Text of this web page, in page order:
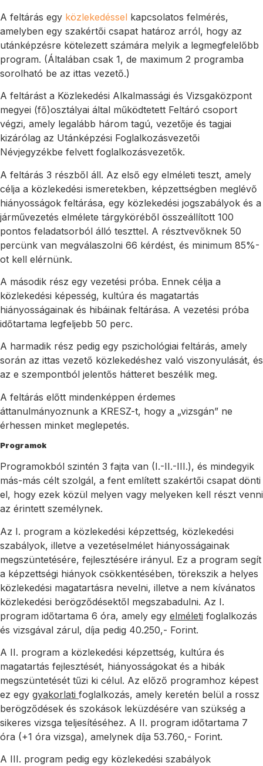
A feltárás egy közlekedéssel kapcsolatos felmérés,
amelyben egy szakértői csapat határoz arról, hogy az
utánképzésre kötelezett számára melyik a legmegfelelőbb
program. (Általában csak 1, de maximum 2 programba
sorolható be az ittas vezető.)
A feltárást a Közlekedési Alkalmassági és Vizsgaközpont
megyei (fő)osztályai által működtetett Feltáró csoport
végzi, amely legalább három tagú, vezetője és tagjai
kizárólag az Utánképzési Foglalkozásvezetői
Névjegyzékbe felvett foglalkozásvezetők.
A feltárás 3 részből áll. Az első egy elméleti teszt, amely
célja a közlekedési ismeretekben, képzettségben meglévő
hiányosságok feltárása, egy közlekedési jogszabályok és a
járművezetés elmélete tárgyköréből összeállított 100
pontos feladatsorból álló teszttel. A résztvevőknek 50
percünk van megválaszolni 66 kérdést, és minimum 85%-
ot kell elérnünk.
A második rész egy vezetési próba. Ennek célja a
közlekedési képesség, kultúra és magatartás
hiányosságainak és hibáinak feltárása. A vezetési próba
időtartama legfeljebb 50 perc.
A harmadik rész pedig egy pszichológiai feltárás, amely
során az ittas vezető közlekedéshez való viszonyulását, és
az e szempontból jelentős hátteret beszélik meg.
A feltárás előtt mindenképpen érdemes
áttanulmányoznunk a KRESZ-t, hogy a „vizsgán” ne
érhessen minket meglepetés.
Programok
Programokból szintén 3 fajta van (I.-II.-III.), és mindegyik
más-más célt szolgál, a fent említett szakértői csapat dönti
el, hogy ezek közül melyen vagy melyeken kell részt venni
az érintett személynek.
Az I. program a közlekedési képzettség, közlekedési
szabályok, illetve a vezetéselmélet hiányosságainak
megszüntetésére, fejlesztésére irányul. Ez a program segít
a képzettségi hiányok csökkentésében, törekszik a helyes
közlekedési magatartásra nevelni, illetve a nem kívánatos
közlekedési berögződésektől megszabadulni. Az I.
program időtartama 6 óra, amely egy elméleti foglalkozás
és vizsgával zárul, díja pedig 40.250,- Forint.
A II. program a közlekedési képzettség, kultúra és
magatartás fejlesztését, hiányosságokat és a hibák
megszüntetését tűzi ki célul. Az előző programhoz képest
ez egy gyakorlati foglalkozás, amely keretén belül a rossz
berögződések és szokások leküzdésére van szükség a
sikeres vizsga teljesítéséhez. A II. program időtartama 7
óra (+1 óra vizsga), amelynek díja 53.760,- Forint.
A III. program pedig egy közlekedési szabályok